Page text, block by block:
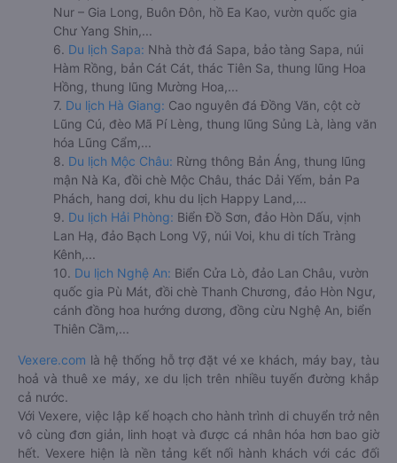
Nur – Gia Long, Buôn Đôn, hồ Ea Kao, vườn quốc gia
Chư Yang Shin,...
6. Du lịch Sapa: Nhà thờ đá Sapa, bảo tàng Sapa, núi
Hàm Rồng, bản Cát Cát, thác Tiên Sa, thung lũng Hoa
Hồng, thung lũng Mường Hoa,...
7. Du lịch Hà Giang: Cao nguyên đá Đồng Văn, cột cờ
Lũng Cú, đèo Mã Pí Lèng, thung lũng Sủng Là, làng văn
hóa Lũng Cẩm,...
8. Du lịch Mộc Châu: Rừng thông Bản Áng, thung lũng
mận Nà Ka, đồi chè Mộc Châu, thác Dải Yếm, bản Pa
Phách, hang dơi, khu du lịch Happy Land,...
9. Du lịch Hải Phòng: Biển Đồ Sơn, đảo Hòn Dấu, vịnh
Lan Hạ, đảo Bạch Long Vỹ, núi Voi, khu di tích Tràng
Kênh,...
10. Du lịch Nghệ An: Biển Cửa Lò, đảo Lan Châu, vườn
quốc gia Pù Mát, đồi chè Thanh Chương, đảo Hòn Ngư,
cánh đồng hoa hướng dương, đồng cừu Nghệ An, biển
Thiên Cầm,...
Vexere.com là hệ thống hỗ trợ đặt vé xe khách, máy bay, tàu
hoả và thuê xe máy, xe du lịch trên nhiều tuyến đường khắp
cả nước.
Với Vexere, việc lập kế hoạch cho hành trình di chuyển trở nên
vô cùng đơn giản, linh hoạt và được cá nhân hóa hơn bao giờ
hết. Vexere hiện là nền tảng kết nối hành khách với các đối